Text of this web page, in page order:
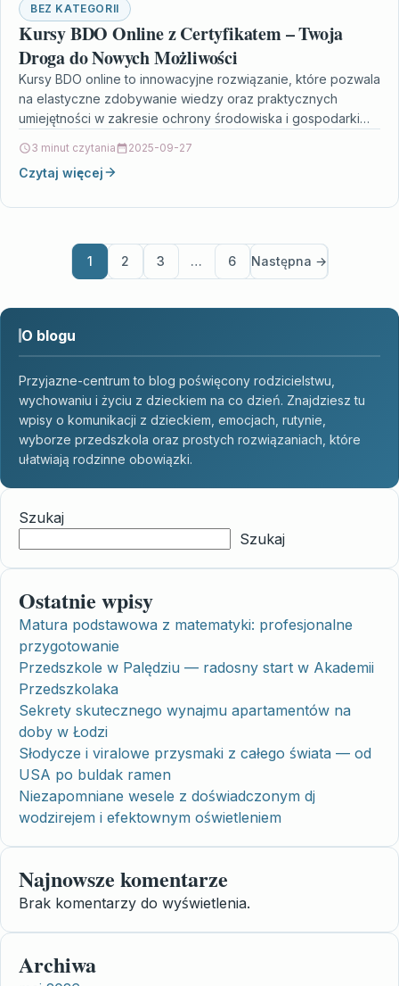
BEZ KATEGORII
Kursy BDO Online z Certyfikatem – Twoja
Droga do Nowych Możliwości
Kursy BDO online to innowacyjne rozwiązanie, które pozwala
na elastyczne zdobywanie wiedzy oraz praktycznych
umiejętności w zakresie ochrony środowiska i gospodarki
3 minut czytania 2025-09-27
Czytaj więcej
1 2 3 … 6 Następna →
O blogu
Przyjazne-centrum to blog poświęcony rodzicielstwu,
wychowaniu i życiu z dzieckiem na co dzień. Znajdziesz tu
wpisy o komunikacji z dzieckiem, emocjach, rutynie,
wyborze przedszkola oraz prostych rozwiązaniach, które
ułatwiają rodzinne obowiązki.
Szukaj
Szukaj
Ostatnie wpisy
Matura podstawowa z matematyki: profesjonalne
przygotowanie
Przedszkole w Palędziu — radosny start w Akademii
Przedszkolaka
Sekrety skutecznego wynajmu apartamentów na
doby w Łodzi
Słodycze i viralowe przysmaki z całego świata — od
USA po buldak ramen
Niezapomniane wesele z doświadczonym dj
wodzirejem i efektownym oświetleniem
Najnowsze komentarze
Brak komentarzy do wyświetlenia.
Archiwa